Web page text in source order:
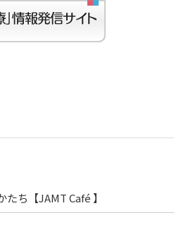
ち【JAMT Café 】